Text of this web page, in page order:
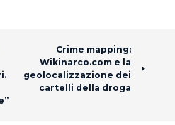
Crime mapping:
Wikinarco.com e la
geolocalizzazione dei
cartelli della droga